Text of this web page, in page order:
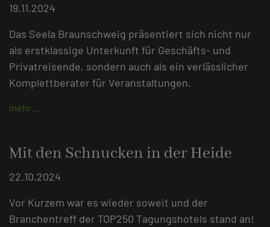
19.11.2024
Das Seela Braunschweig präsentiert sich nicht nur
als erstklassige Unterkunft für Geschäfts- und
Privatreisende, sondern auch als ein verlässlicher
Komplettberater für Veranstaltungen.
mehr …
Mit den Schnucken in der Heide
22.10.2024
Vor Kurzem war es wieder soweit und der
Branchentreff der TOP250 Tagungshotels stand an!